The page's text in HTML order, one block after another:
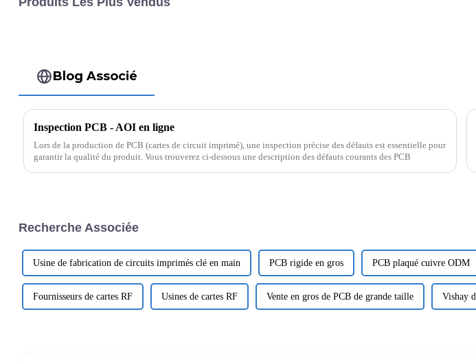
Blog Associé
Inspection PCB - AOI en ligne
Lors de la production de PCB (cartes de circuit imprimé), une inspection précise des défauts est essentielle pour
garantir la qualité du produit. Vous trouverez ci-dessous une description des défauts courants des PCB
Recherche Associée
Usine de fabrication de circuits imprimés clé en main PCB rigide en gros PCB plaqué cuivre ODM
Fournisseurs de cartes RF Usines de cartes RF Vente en gros de PCB de grande taille Vishay